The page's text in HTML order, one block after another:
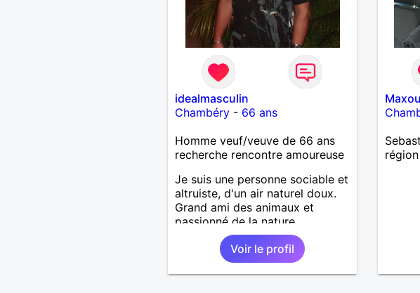
idealmasculin
Chambéry- 66 ans
Homme veuf/veuve de 66 ans
recherche rencontre amoureuse
Je suis une personne sociable et
altruiste, d'un air naturel doux.
Grand ami des animaux et
passionné de la nature .
Voir le profil